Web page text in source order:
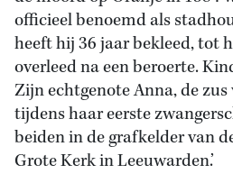
officieel benoemd als
heeft hij 36 jaar bekleed, tot
overleed na een beroerte.
Zijn echtgenote Anna, de
tijdens haar eerste
beiden in de grafkelder van
Grote Kerk in Leeuwarden.’